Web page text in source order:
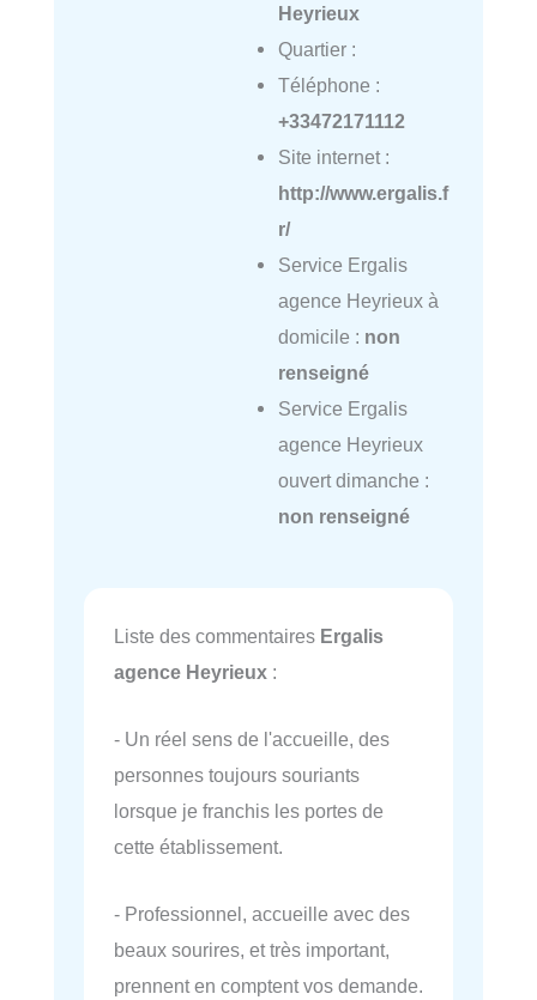
Heyrieux
Quartier :
Téléphone :
+33472171112
Site internet :
http://www.ergalis.f
r/
Service Ergalis
agence Heyrieux à
domicile : non
renseigné
Service Ergalis
agence Heyrieux
ouvert dimanche :
non renseigné
Liste des commentaires Ergalis
agence Heyrieux :
- Un réel sens de l'accueille, des
personnes toujours souriants
lorsque je franchis les portes de
cette établissement.
- Professionnel, accueille avec des
beaux sourires, et très important,
prennent en comptent vos demande.